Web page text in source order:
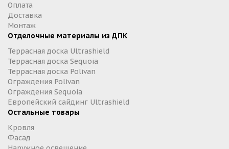
Оплата
Доставка
Монтаж
Отделочные материалы из ДПК
Террасная доска Ultrashield
Террасная доска Sequoia
Террасная доска Polivan
Ограждения Polivan
Ограждения Sequoia
Европейский сайдинг Ultrashield
Остальные товары
Кровля
Фасад